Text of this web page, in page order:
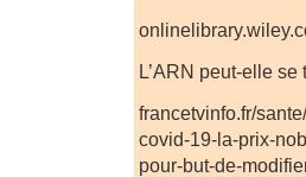
L’ARN peut-elle
francetvinfo.fr/
covid-19-la-prix-
pour-but-de-